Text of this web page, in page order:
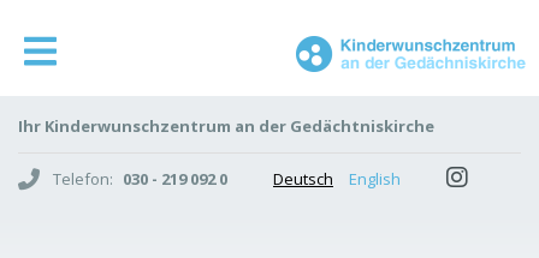
Ihr Kinderwunschzentrum an der Gedächtniskirche
Telefon: 030 - 219 092 0 Deutsch English